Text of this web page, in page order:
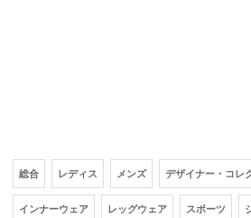
総合 レディス メンズ デザイナー・コレ
インナーウェア レッグウェア スポーツ